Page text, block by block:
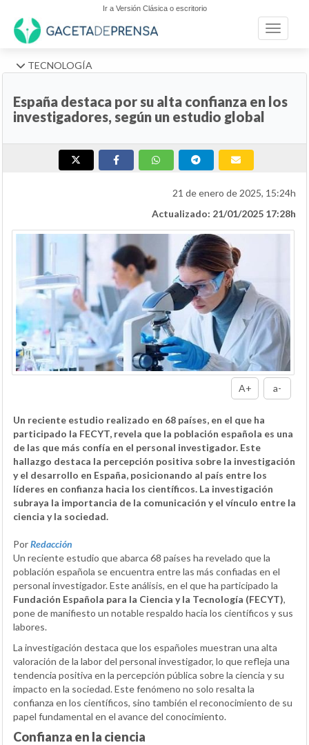
Ir a Versión Clásica o escritorio
Toggle
TECNOLOGÍA
España destaca por su alta confianza en los
investigadores, según un estudio global
21 de enero de 2025, 15:24h
Actualizado: 21/01/2025 17:28h
A+ a-
Un reciente estudio realizado en 68 países, en el que ha
participado la FECYT, revela que la población española es una
de las que más confía en el personal investigador. Este
hallazgo destaca la percepción positiva sobre la investigación
y el desarrollo en España, posicionando al país entre los
líderes en confianza hacia los científicos. La investigación
subraya la importancia de la comunicación y el vínculo entre la
ciencia y la sociedad.
PorRedacción
Un reciente estudio que abarca 68 países ha revelado que la
población española se encuentra entre las más confiadas en el
personal investigador. Este análisis, en el que ha participado la
Fundación Española para la Ciencia y la Tecnología (FECYT),
pone de manifiesto un notable respaldo hacia los científicos y sus
labores.
La investigación destaca que los españoles muestran una alta
valoración de la labor del personal investigador, lo que refleja una
tendencia positiva en la percepción pública sobre la ciencia y su
impacto en la sociedad. Este fenómeno no solo resalta la
confianza en los científicos, sino también el reconocimiento de su
papel fundamental en el avance del conocimiento.
Confianza en la ciencia